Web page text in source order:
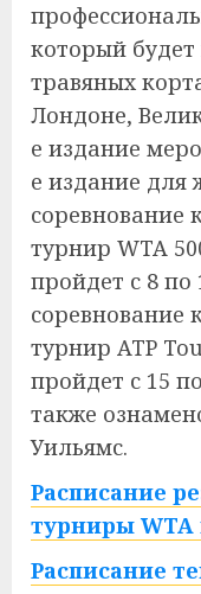
который
травяных
Лондоне,
е издание
е издание
соревнование
турнир WTA
пройдет с 8
соревнование
турнир ATP
пройдет с 15
также
Уильямс.
Расписание
турниры WTA
Расписание